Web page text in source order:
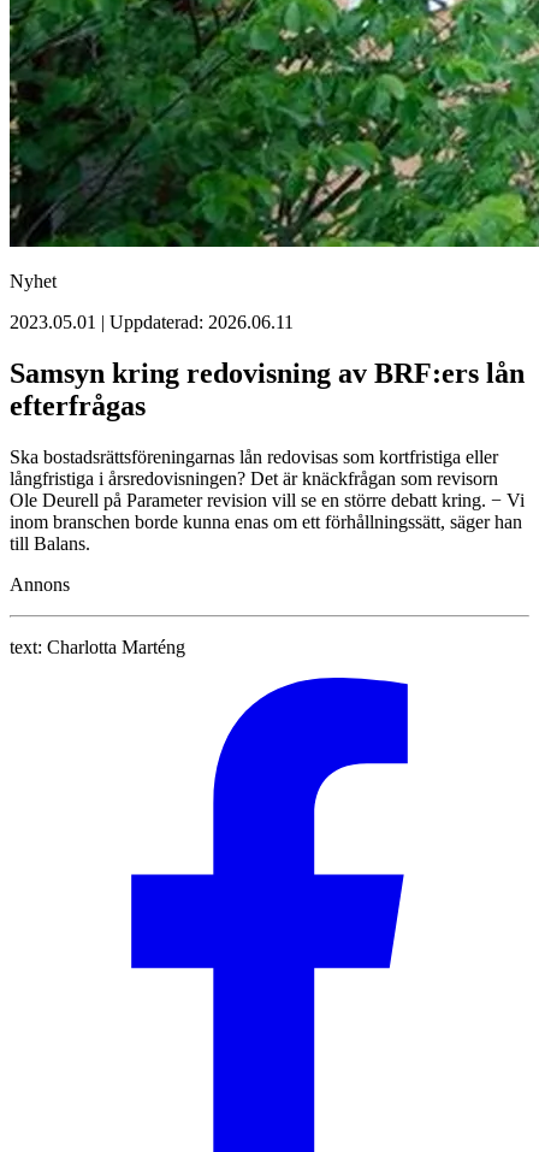
Nyhet
2023.05.01 | Uppdaterad: 2026.06.11
Samsyn kring redovisning av BRF:ers lån
efterfrågas
Ska bostadsrättsföreningarnas lån redovisas som kortfristiga eller
långfristiga i årsredovisningen? Det är knäckfrågan som revisorn
Ole Deurell på Parameter revision vill se en större debatt kring. − Vi
inom branschen borde kunna enas om ett förhållningssätt, säger han
till Balans.
Annons
text: Charlotta Marténg